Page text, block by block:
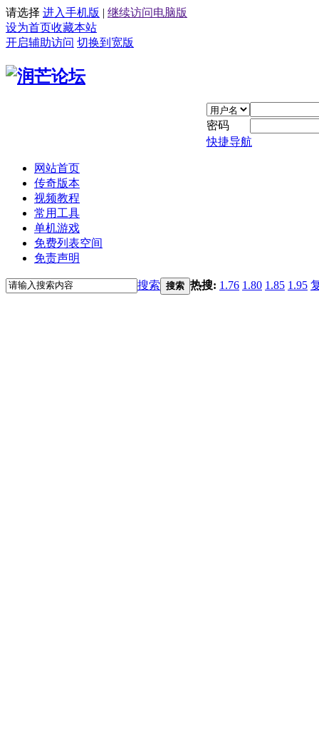
请选择 进入手机版 | 继续访问电脑版
设为首页收藏本站
开启辅助访问 切换到宽版
密码
快捷导航
网站首页
传奇版本
视频教程
常用工具
单机游戏
免费列表空间
免责声明
搜索 搜索 热搜: 1.76 1.80 1.85 1.95